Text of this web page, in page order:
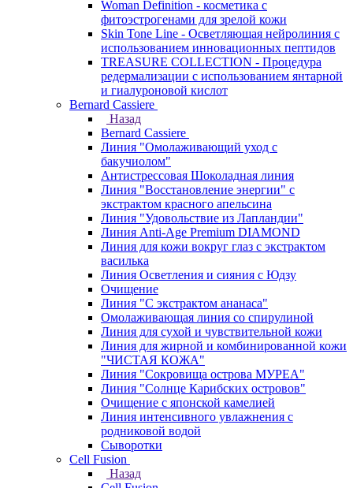
Woman Definition - косметика с
фитоэстрогенами для зрелой кожи
Skin Tone Line - Осветляющая нейролиния с
использованием инновационных пептидов
TREASURE COLLECTION - Процедура
редермализации с использованием янтарной
и гиалуроновой кислот
Bernard Cassiere
Назад
Bernard Cassiere
Линия "Омолаживающий уход с
бакучиолом"
Антистрессовая Шоколадная линия
Линия "Восстановление энергии" с
экстрактом красного апельсина
Линия "Удовольствие из Лапландии"
Линия Anti-Age Premium DIAMOND
Линия для кожи вокруг глаз с экстрактом
василька
Линия Осветления и сияния с Юдзу
Очищение
Линия "С экстрактом ананаса"
Омолаживающая линия со спирулиной
Линия для сухой и чувствительной кожи
Линия для жирной и комбинированной кожи
"ЧИСТАЯ КОЖА"
Линия "Сокровища острова МУРЕА"
Линия "Солнце Карибских островов"
Очищение с японской камелией
Линия интенсивного увлажнения с
родниковой водой
Сыворотки
Cell Fusion
Назад